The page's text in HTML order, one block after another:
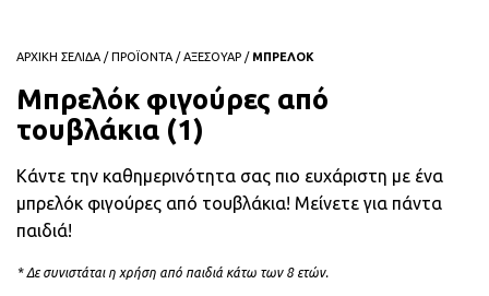
ΑΡΧΙΚΗ ΣΕΛΙΔΑ /ΠΡΟΪΟΝΤΑ /ΑΞΕΣΟΥΑΡ / ΜΠΡΕΛΟΚ
Μπρελόκ φιγούρες από
τουβλάκια (1)
Κάντε την καθημερινότητα σας πιο ευχάριστη με ένα
μπρελόκ φιγούρες από τουβλάκια! Μείνετε για πάντα
παιδιά!
* Δε συνιστάται η χρήση από παιδιά κάτω των 8 ετών.